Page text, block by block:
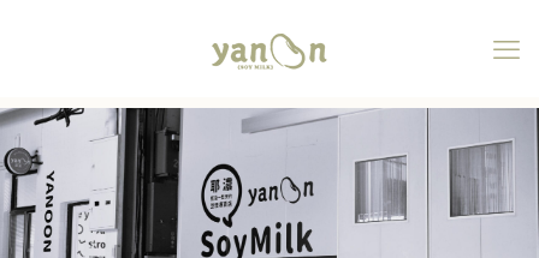
喝豆漿好處多？七個喝豆漿
的都市傳說：農民曆說喝豆